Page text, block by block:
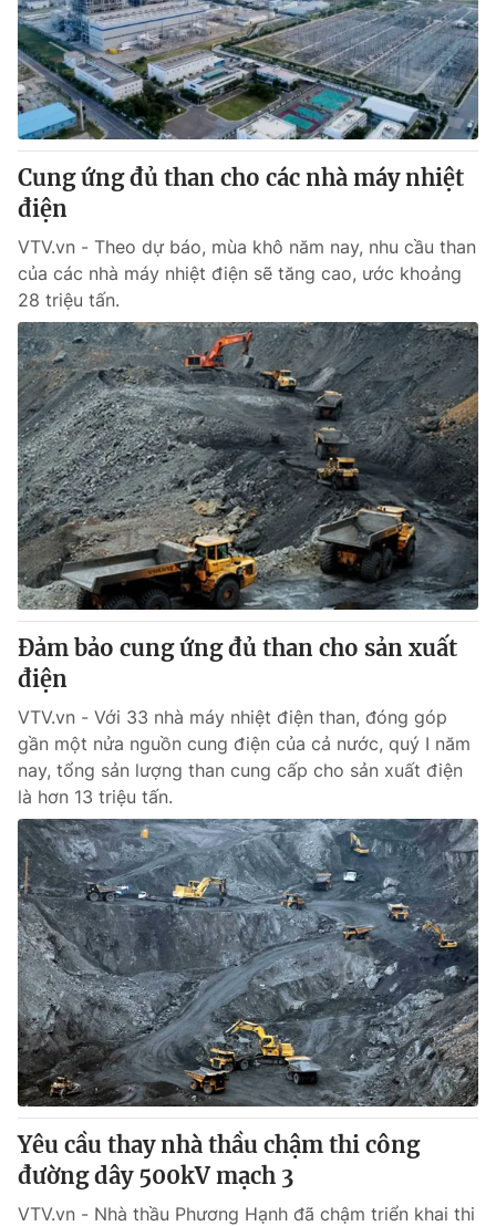
® Cấm sao chép dưới mọi hình thức nếu không có sự chấp
thuận bằng văn bản. Ghi rõ nguồn VTV.vn khi phát hành lại
thông tin từ website này.
Cung ứng đủ than cho các nhà máy nhiệt
điện
VTV.vn - Theo dự báo, mùa khô năm nay, nhu cầu than
của các nhà máy nhiệt điện sẽ tăng cao, ước khoảng
28 triệu tấn.
Đảm bảo cung ứng đủ than cho sản xuất
điện
VTV.vn - Với 33 nhà máy nhiệt điện than, đóng góp
gần một nửa nguồn cung điện của cả nước, quý I năm
nay, tổng sản lượng than cung cấp cho sản xuất điện
là hơn 13 triệu tấn.
Yêu cầu thay nhà thầu chậm thi công
đường dây 500kV mạch 3
VTV.vn - Nhà thầu Phương Hạnh đã chậm triển khai thi